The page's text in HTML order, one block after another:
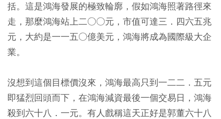
括。這是鴻海發展的極致輪廓，假如鴻海照著路徑來
走，那麼鴻海站上二○○元，市值可達三．四六五兆
元，大約是一一五○億美元，鴻海將成為國際級大企
業。
沒想到這個目標價沒來，鴻海最高只到一二二．五元
即猛烈回頭而下， 在鴻海減資最後一個交易日，鴻海
殺到六十八．一元。有人戲稱這天正好是郭董六十八